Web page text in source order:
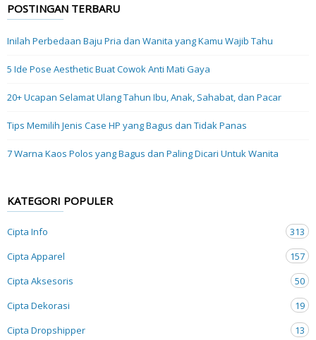
POSTINGAN TERBARU
Inilah Perbedaan Baju Pria dan Wanita yang Kamu Wajib Tahu
5 Ide Pose Aesthetic Buat Cowok Anti Mati Gaya
20+ Ucapan Selamat Ulang Tahun Ibu, Anak, Sahabat, dan Pacar
Tips Memilih Jenis Case HP yang Bagus dan Tidak Panas
7 Warna Kaos Polos yang Bagus dan Paling Dicari Untuk Wanita
KATEGORI POPULER
Cipta Info
313
Cipta Apparel
157
Cipta Aksesoris
50
Cipta Dekorasi
19
Cipta Dropshipper
13